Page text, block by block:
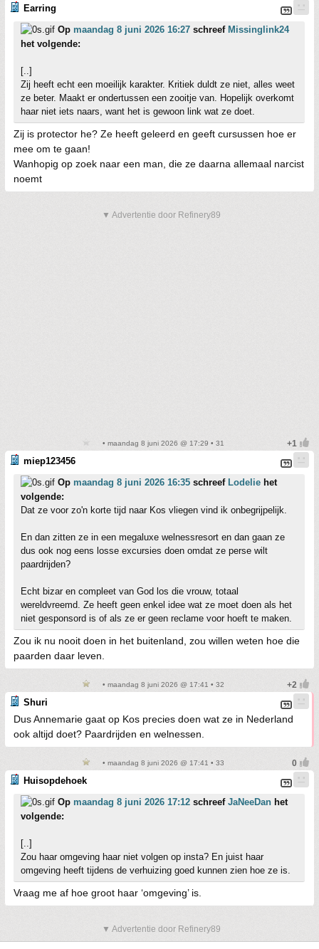
Earring
Op maandag 8 juni 2026 16:27 schreef Missinglink24
het volgende:
[..]
Zij heeft echt een moeilijk karakter. Kritiek duldt ze niet, alles weet
ze beter. Maakt er ondertussen een zooitje van. Hopelijk overkomt
haar niet iets naars, want het is gewoon link wat ze doet.
Zij is protector he? Ze heeft geleerd en geeft cursussen hoe er
mee om te gaan!
Wanhopig op zoek naar een man, die ze daarna allemaal narcist
noemt
▼ Advertentie door Refinery89
• maandag 8 juni 2026 @ 17:29 • 31
miep123456
Op maandag 8 juni 2026 16:35 schreef Lodelie het
volgende:
Dat ze voor zo'n korte tijd naar Kos vliegen vind ik onbegrijpelijk.
En dan zitten ze in een megaluxe welnessresort en dan gaan ze
dus ook nog eens losse excursies doen omdat ze perse wilt
paardrijden?
Echt bizar en compleet van God los die vrouw, totaal
wereldvreemd. Ze heeft geen enkel idee wat ze moet doen als het
niet gesponsord is of als ze er geen reclame voor hoeft te maken.
Zou ik nu nooit doen in het buitenland, zou willen weten hoe die
paarden daar leven.
• maandag 8 juni 2026 @ 17:41 • 32
Shuri
Dus Annemarie gaat op Kos precies doen wat ze in Nederland
ook altijd doet? Paardrijden en welnessen.
• maandag 8 juni 2026 @ 17:41 • 33
Huisopdehoek
Op maandag 8 juni 2026 17:12 schreef JaNeeDan het
volgende:
[..]
Zou haar omgeving haar niet volgen op insta? En juist haar
omgeving heeft tijdens de verhuizing goed kunnen zien hoe ze is.
Vraag me af hoe groot haar ‘omgeving’ is.
▼ Advertentie door Refinery89